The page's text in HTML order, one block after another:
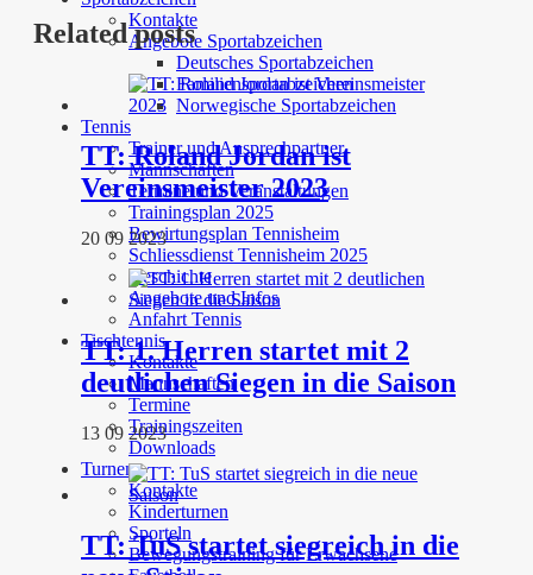
Kontakte
Angebote Sportabzeichen
Deutsches Sportabzeichen
Familiensportabzeichen
Norwegische Sportabzeichen
Tennis
Trainer und Ansprechpartner
Mannschaften
Termine und Veranstaltungen
Trainingsplan 2025
Bewirtungsplan Tennisheim
Schliessdienst Tennisheim 2025
Geschichte
Angebote und Infos
Anfahrt Tennis
Tischtennis
Kontakte
Mannschaften
Termine
Trainingszeiten
Downloads
Turnen
Kontakte
Kinderturnen
Sporteln
Bewegungstraining für Erwachsene
Related posts
TT: Roland Jordan ist
Vereinsmeister 2023
20 09 2023
TT: 1. Herren startet mit 2
deutlichen Siegen in die Saison
13 09 2023
TT: TuS startet siegreich in die